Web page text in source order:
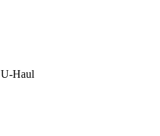
U-Haul